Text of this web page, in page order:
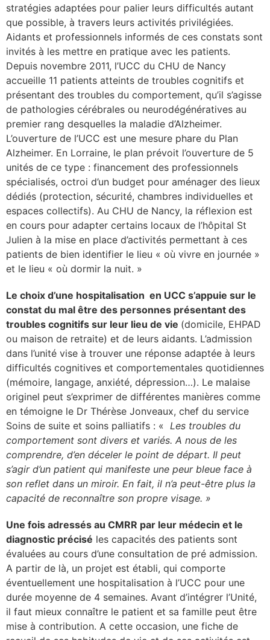
l’éditeur
un CHU
stratégies adaptées pour palier leurs difficultés autant
que possible, à travers leurs activités privilégiées.
Aidants et professionnels informés de ces constats sont
invités à les mettre en pratique avec les patients.
Depuis novembre 2011, l’UCC du CHU de Nancy
accueille 11 patients atteints de troubles cognitifs et
présentant des troubles du comportement, qu’il s’agisse
de pathologies cérébrales ou neurodégénératives au
premier rang desquelles la maladie d’Alzheimer.
L’ouverture de l’UCC est une mesure phare du Plan
Alzheimer. En Lorraine, le plan prévoit l’ouverture de 5
unités de ce type : financement des professionnels
spécialisés, octroi d’un budget pour aménager des lieux
dédiés (protection, sécurité, chambres individuelles et
espaces collectifs). Au CHU de Nancy, la réflexion est
en cours pour adapter certains locaux de l’hôpital St
Julien à la mise en place d’activités permettant à ces
patients de bien identifier le lieu « où vivre en journée »
et le lieu « où dormir la nuit. »
Le choix d’une hospitalisation en UCC s’appuie sur le
constat du mal être des personnes présentant des
troubles cognitifs sur leur lieu de vie (domicile, EHPAD
ou maison de retraite) et de leurs aidants. L’admission
dans l’unité vise à trouver une réponse adaptée à leurs
difficultés cognitives et comportementales quotidiennes
(mémoire, langage, anxiété, dépression…). Le malaise
originel peut s’exprimer de différentes manières comme
en témoigne le Dr Thérèse Jonveaux, chef du service
Soins de suite et soins palliatifs : « Les troubles du
comportement sont divers et variés. A nous de les
comprendre, d’en déceler le point de départ. Il peut
s’agir d’un patient qui manifeste une peur bleue face à
son reflet dans un miroir. En fait, il n’a peut-être plus la
capacité de reconnaître son propre visage. »
Une fois adressés au CMRR par leur médecin et le
diagnostic précisé les capacités des patients sont
évaluées au cours d’une consultation de pré admission.
A partir de là, un projet est établi, qui comporte
éventuellement une hospitalisation à l’UCC pour une
durée moyenne de 4 semaines. Avant d’intégrer l’Unité,
il faut mieux connaître le patient et sa famille peut être
mise à contribution. A cette occasion, une fiche de